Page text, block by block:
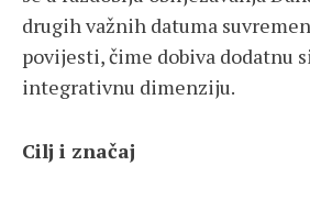
drugih važnih datuma
povijesti, čime dobiva dodatnu
integrativnu dimenziju.
Cilj i značaj